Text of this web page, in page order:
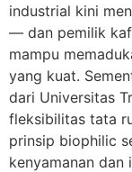
industrial kini
— dan pemilik
mampu
yang kuat.
dari Universitas
fleksibilitas tata
prinsip biophilic
kenyamanan dan